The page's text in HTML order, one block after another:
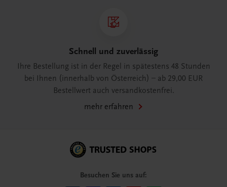
Schnell und zuverlässig
Ihre Bestellung ist in der Regel in spätestens 48 Stunden
bei Ihnen (innerhalb von Österreich) – ab 29,00 EUR
Bestellwert auch versandkostenfrei.
mehr erfahren
Besuchen Sie uns auf: